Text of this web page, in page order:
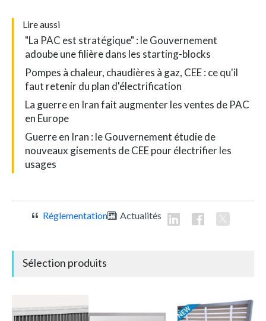
Lire aussi
"La PAC est stratégique" : le Gouvernement
adoube une filière dans les starting-blocks
Pompes à chaleur, chaudières à gaz, CEE : ce qu'il
faut retenir du plan d'électrification
La guerre en Iran fait augmenter les ventes de PAC
en Europe
Guerre en Iran : le Gouvernement étudie de
nouveaux gisements de CEE pour électrifier les
usages
Réglementation Actualités
Sélection produits